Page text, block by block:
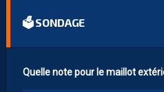
🗳 SONDAGE
Quelle note pour le maillot